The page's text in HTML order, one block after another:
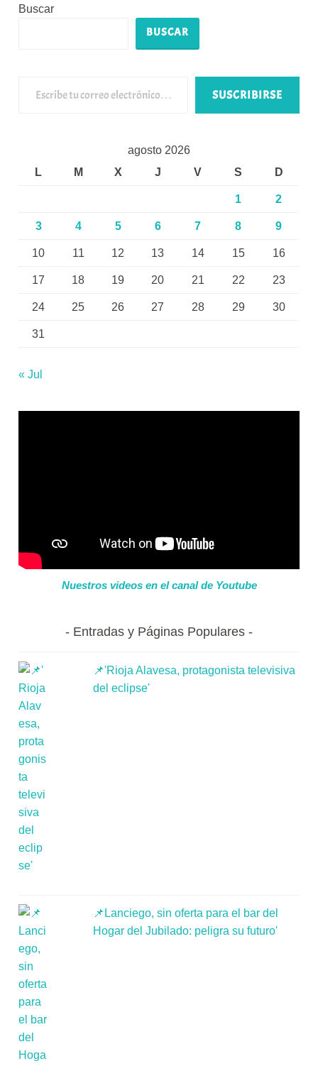
Buscar
BUSCAR
SUSCRIBIRSE
agosto 2026
L
M X J V S D
1 2
3 4 5 6 7 8 9
10 11 12 13 14 15 16
17 18 19 20 21 22 23
24 25 26 27 28 29 30
31
« Jul
Nuestros videos en el canal de Youtube
Entradas y Páginas Populares
📌'Rioja Alavesa, protagonista televisiva
del eclipse'
📌Lanciego, sin oferta para el bar del
Hogar del Jubilado: peligra su futuro'